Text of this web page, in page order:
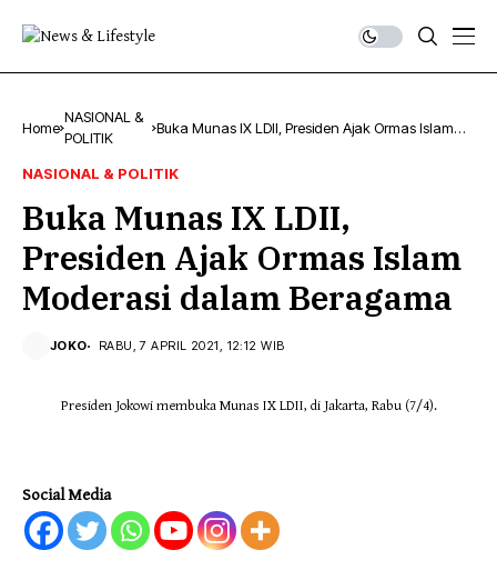
Home
NASIONAL &
POLITIK
Buka Munas IX LDII, Presiden Ajak Ormas Islam
NASIONAL & POLITIK
Buka Munas IX LDII,
Presiden Ajak Ormas Islam
Moderasi dalam Beragama
JOKO RABU, 7 APRIL 2021, 12:12 WIB
Presiden Jokowi membuka Munas IX LDII, di Jakarta, Rabu (7/4).
Social Media